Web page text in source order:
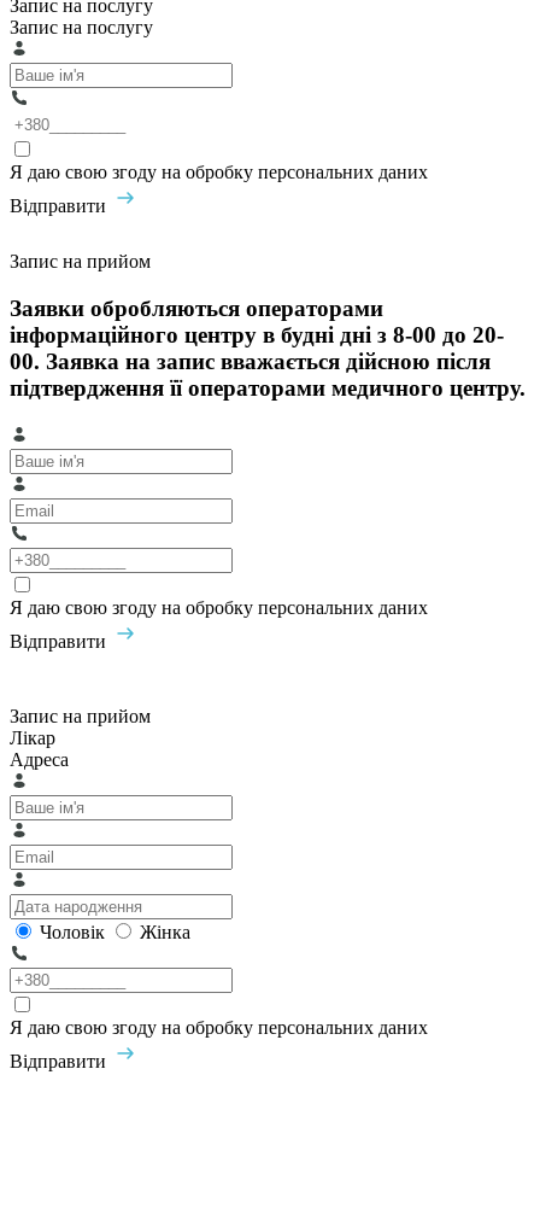
Запис на послугу
Запис на послугу
Я даю свою згоду на обробку персональних даних
Відправити
Запис на прийом
Заявки обробляються операторами
інформаційного центру в будні дні з 8-00 до 20-
00. Заявка на запис вважається дійсною після
підтвердження її операторами медичного центру.
Я даю свою згоду на обробку персональних даних
Відправити
Запис на прийом
Лікар
Адреса
Чоловік Жінка
Я даю свою згоду на обробку персональних даних
Відправити